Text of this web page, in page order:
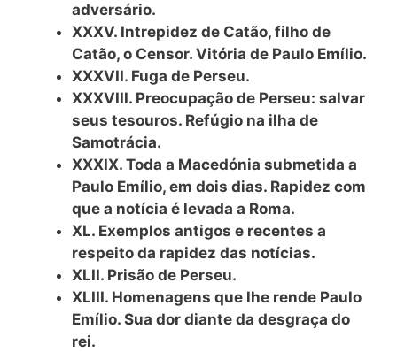
adversário.
XXXV. Intrepidez de Catão, filho de
Catão, o Censor. Vitória de Paulo Emílio.
XXXVII. Fuga de Perseu.
XXXVIII. Preocupação de Perseu: salvar
seus tesouros. Refúgio na ilha de
Samotrácia.
XXXIX. Toda a Macedónia submetida a
Paulo Emílio, em dois dias. Rapidez com
que a notícia é levada a Roma.
XL. Exemplos antigos e recentes a
respeito da rapidez das notícias.
XLII. Prisão de Perseu.
XLIII. Homenagens que lhe rende Paulo
Emílio. Sua dor diante da desgraça do
rei.